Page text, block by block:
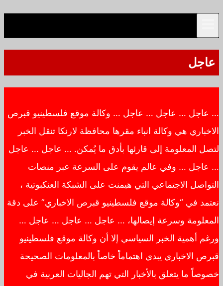
عاجل
… عاجل … عاجل … عاجل … وكالة موقع فلسطينيو قبرص
الاخباري هي وكالة انباء مقرها محافظة لارنكا تنقل الخبر
لتصل المعلومة إلى قارئها بأدق ما يُمكن. … عاجل … عاجل
… عاجل … وفي عالم يقوم على السرعة عبر منصات
التواصل الاجتماعي التي هيمنت على الشبكة العنكبوتية ،
نعتمد في “وكالة موقع فلسطينيو قبرص الاخباري” على دقة
المعلومة وسرعة إيصالها، … عاجل … عاجل … عاجل …
ورغم أهمية الخبر السياسي إلا أن وكالة موقع فلسطينيو
قبرص الاخباري يبدي اهتماماً خاصاً بالمعلومات الصحيحة
خصوصاً ما يتعلق بالأخبار التي تهم الجاليات العربية في